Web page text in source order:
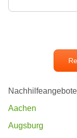
Aachen
Augsburg